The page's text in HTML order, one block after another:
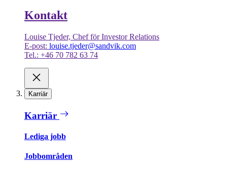
Kontakt
Louise Tjeder, Chef för Investor Relations
E-post: louise.tjeder@sandvik.com
Tel.: +46 70 782 63 74
Karriär
Karriär
Lediga jobb
Jobbområden